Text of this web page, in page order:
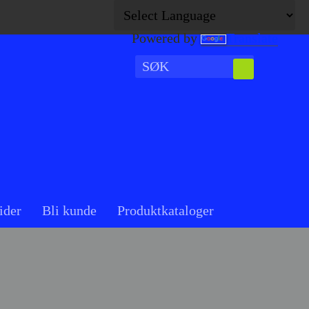
Bli kunde Produktkataloger
Powered by Translate